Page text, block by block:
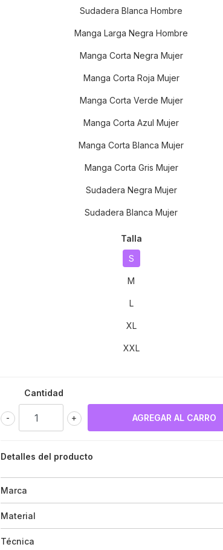
Sudadera Blanca Hombre
Manga Larga Negra Hombre
Manga Corta Negra Mujer
Manga Corta Roja Mujer
Manga Corta Verde Mujer
Manga Corta Azul Mujer
Manga Corta Blanca Mujer
Manga Corta Gris Mujer
Sudadera Negra Mujer
Sudadera Blanca Mujer
Talla
S
M
L
XL
XXL
Cantidad
+
-
Detalles del producto
Marca
Material
Técnica